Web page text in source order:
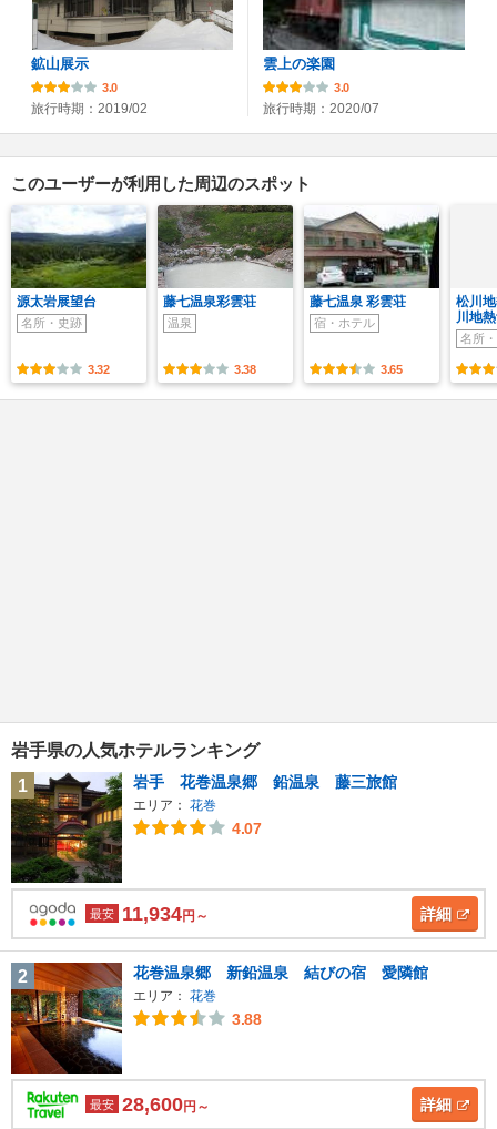
鉱山展示
3.0
旅行時期：2019/02
雲上の楽園
3.0
旅行時期：2020/07
このユーザーが利用した周辺のスポット
源太岩展望台
名所・史跡
3.32
藤七温泉彩雲荘
温泉
3.38
藤七温泉 彩雲荘
宿・ホテル
3.65
松川
川地
名所
岩手県の人気ホテルランキング
1
岩手 花巻温泉郷 鉛温泉 藤三旅館
エリア： 花巻
4.07
最安 11,934円～ 詳細
2 花巻温泉郷 新鉛温泉 結びの宿 愛隣館
エリア： 花巻
3.88
最安 28,600円～ 詳細